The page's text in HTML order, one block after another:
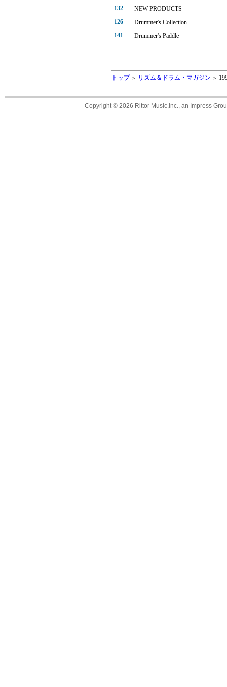
132
NEW PRODUCTS
126
Drummer's Collection
141
Drummer's Paddle
トップ ＞ リズム＆ドラム・マガジン ＞
Copyright © 2026 Rittor Music,Inc., an Impress